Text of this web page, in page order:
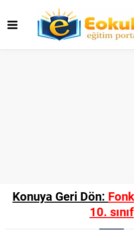
Konuya Geri Dön:
10. sınıf